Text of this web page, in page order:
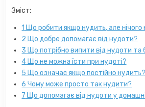
Зміст:
1 Що робити якщо нудить, але нічого
2 Що добре допомагає від нудоти?
3 Що потрібно випити від нудоти та
4 Що не можна їсти при нудоті?
5 Що означає якщо постійно нудить?
6 Чому може просто так нудити?
7 Що допомагає від нудоти у